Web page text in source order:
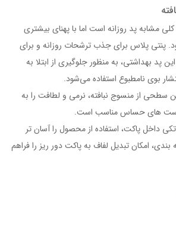
مشابه پد روزانه است اما با پهنای بیشتری
پنتی پلاس برای جذب ترشحات روزانه و برای
پد بهداشتی، به منظور جلوگیری از ابتلا به
بوی نامطبوع استفاده می‌شود.
سطحی از منسوج نبافته، نرمی و لطافت را به
پوست های حساس مناسب است.
داخل پاکت، استفاده از محصول را آسان تر
امکان تبدیل لفاف به پاکت دور ریز را فراهم